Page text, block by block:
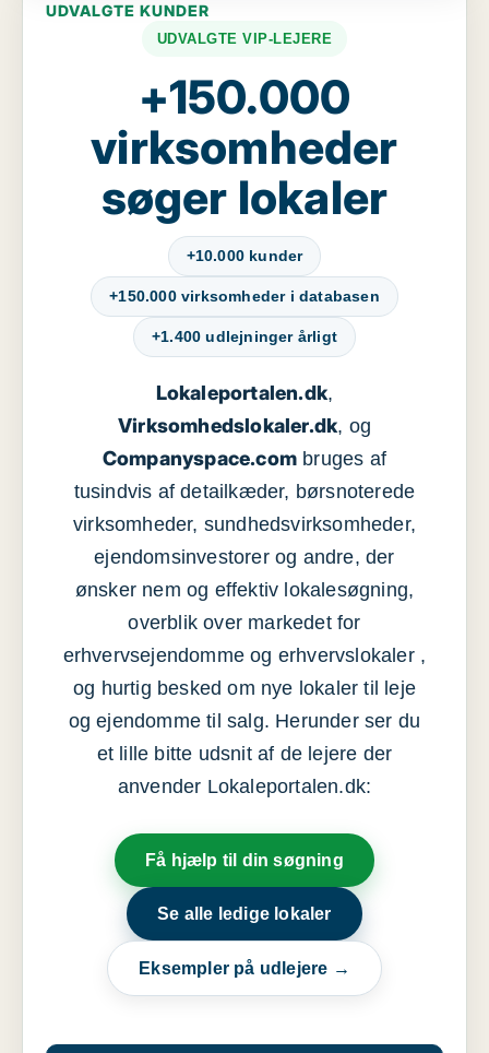
UDVALGTE KUNDER
UDVALGTE VIP-LEJERE
+150.000
virksomheder
søger lokaler
+10.000 kunder
+150.000 virksomheder i databasen
+1.400 udlejninger årligt
Lokaleportalen.dk,
Virksomhedslokaler.dk, og
Companyspace.com bruges af
tusindvis af detailkæder, børsnoterede
virksomheder, sundhedsvirksomheder,
ejendomsinvestorer og andre, der
ønsker nem og effektiv lokalesøgning,
overblik over markedet for
erhvervsejendomme og erhvervslokaler ,
og hurtig besked om nye lokaler til leje
og ejendomme til salg. Herunder ser du
et lille bitte udsnit af de lejere der
anvender Lokaleportalen.dk:
Få hjælp til din søgning
Se alle ledige lokaler
Eksempler på udlejere →